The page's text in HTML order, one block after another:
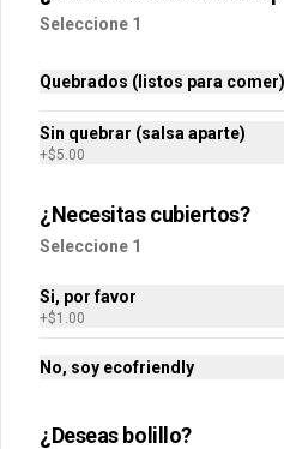
queso
$30.00
50
Seleccione 1
Quebrados (listos para comer)
Sin quebrar (salsa aparte)
+$5.00
¿Necesitas cubiertos?
Seleccione 1
Si, por favor
+$1.00
No, soy ecofriendly
¿Deseas bolillo?